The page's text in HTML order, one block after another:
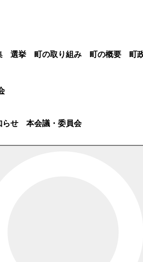
選挙 町の取り組み 町の概要 町
らせ 本会議・委員会